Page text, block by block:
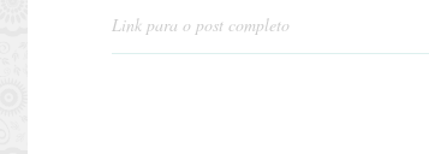
Link para o post completo